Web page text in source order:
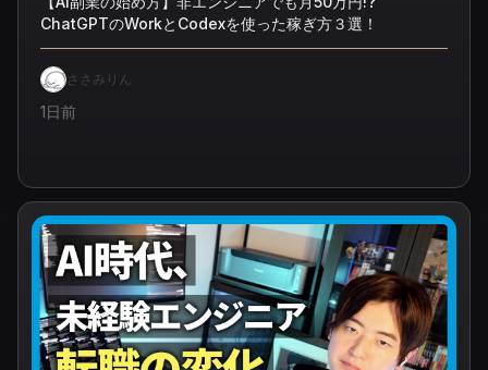
ChatGPTのWorkとCodexを使った稼ぎ方３選！
ささみりん
1日前